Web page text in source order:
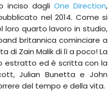
inciso dagliOne Direction,
nel 2014. Come si
quarto lavoro in studio,
britannica cominciare a
di Zain Malik di lì a poco! La
estratto ed è scritta con la
Julian Bunetta e John
del tempo e della vita.